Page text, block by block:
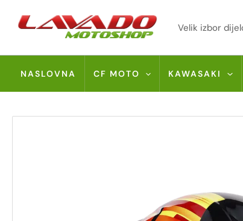
Velik izbor
NASLOVNA CF MOTO KAWASAKI